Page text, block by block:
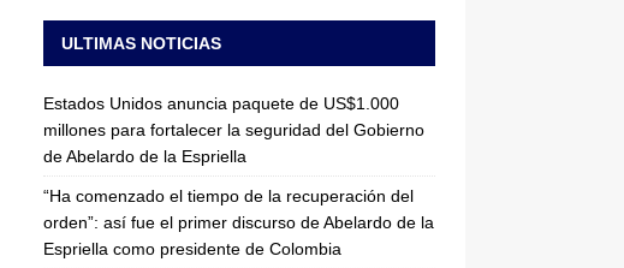
ULTIMAS NOTICIAS
Estados Unidos anuncia paquete de US$1.000
millones para fortalecer la seguridad del Gobierno
de Abelardo de la Espriella
“Ha comenzado el tiempo de la recuperación del
orden”: así fue el primer discurso de Abelardo de la
Espriella como presidente de Colombia